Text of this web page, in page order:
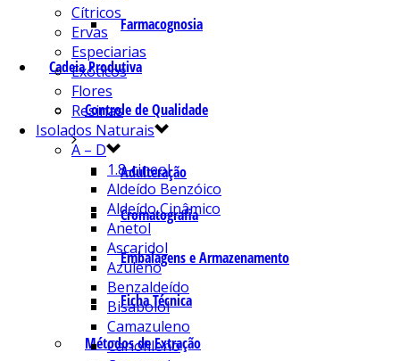
Farmacognosia
Cadeia Produtiva
Controle de Qualidade
Adulteração
Cromatografia
Embalagens e Armazenamento
Ficha Técnica
Métodos de Extração
Cítricos
Ervas
Especiarias
Exóticos
Flores
Resinas
Isolados Naturais
A – D
1.8-cineol
Aldeído Benzóico
Aldeído Cinâmico
Anetol
Ascaridol
Azuleno
Benzaldeído
Bisabolol
Camazuleno
Cariofileno